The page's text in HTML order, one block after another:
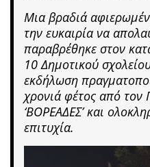
Μια βραδιά
την ευκαιρία να
παραβρέθηκε στον
10 Δημοτικού
εκδήλωση
χρονιά φέτος από τον
‘ΒΟΡΕΑΔΕΣ’ και
επιτυχία.